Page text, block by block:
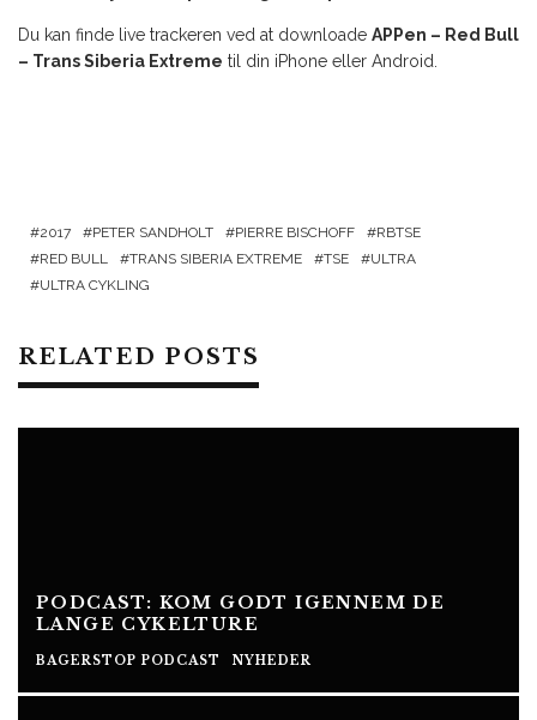
Du kan finde live trackeren ved at downloade APPen – Red Bull
– Trans Siberia Extreme til din iPhone eller Android.
2017 PETER SANDHOLT PIERRE BISCHOFF
RBTSE
RED BULL
TRANS SIBERIA EXTREME TSE
ULTRA
ULTRA CYKLING
RELATED POSTS
PODCAST: KOM GODT IGENNEM DE
LANGE CYKELTURE
BAGERSTOP PODCAST NYHEDER